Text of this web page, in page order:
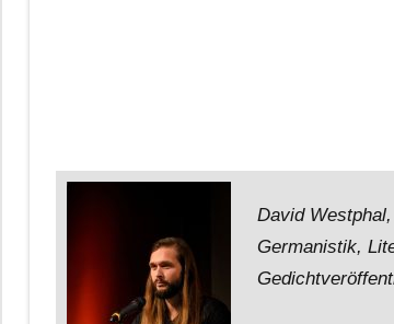
David
Germanistik,